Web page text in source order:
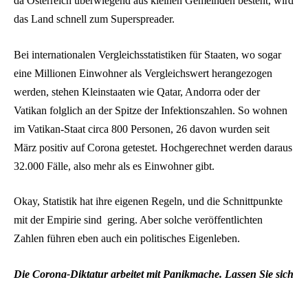
das Land schnell zum Superspreader.
Bei internationalen Vergleichsstatistiken für Staaten, wo sogar
eine Millionen Einwohner als Vergleichswert herangezogen
werden, stehen Kleinstaaten wie Qatar, Andorra oder der
Vatikan folglich an der Spitze der Infektionszahlen. So wohnen
im Vatikan-Staat circa 800 Personen, 26 davon wurden seit
März positiv auf Corona getestet. Hochgerechnet werden daraus
32.000 Fälle, also mehr als es Einwohner gibt.
Okay, Statistik hat ihre eigenen Regeln, und die Schnittpunkte
mit der Empirie sind gering. Aber solche veröffentlichten
Zahlen führen eben auch ein politisches Eigenleben.
Die Corona-Diktatur arbeitet mit Panikmache. Lassen Sie sich